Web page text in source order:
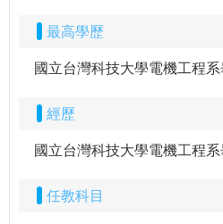
最高學歷
國立台灣科技大學電機工程系
經歷
國立台灣科技大學電機工程系
任教科目